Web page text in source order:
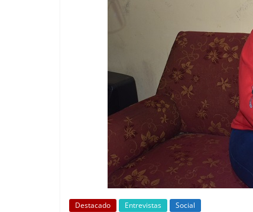
Destacado Entrevistas Social